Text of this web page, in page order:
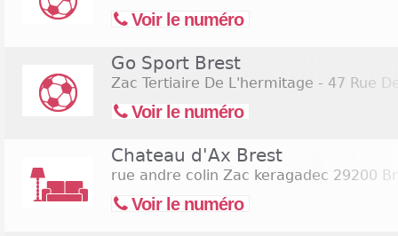
Voir le numéro
Go Sport Brest
Zac Tertiaire De L'hermitage - 47 Rue
Voir le numéro
Chateau d'Ax Brest
rue andre colin Zac keragadec 29200
Voir le numéro